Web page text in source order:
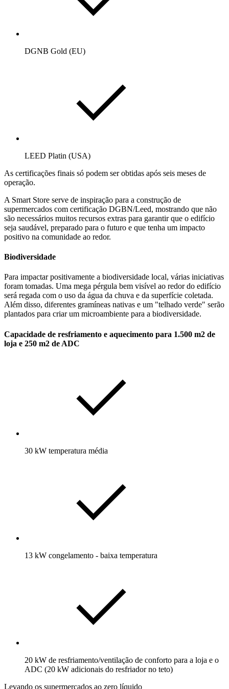
DGNB Gold (EU)
LEED Platin (USA)
As certificações finais só podem ser obtidas após seis meses de
operação.
A Smart Store serve de inspiração para a construção de
supermercados com certificação DGBN/Leed, mostrando que não
são necessários muitos recursos extras para garantir que o edifício
seja saudável, preparado para o futuro e que tenha um impacto
positivo na comunidade ao redor.
Biodiversidade
Para impactar positivamente a biodiversidade local, várias iniciativas
foram tomadas. Uma mega pérgula bem visível ao redor do edifício
será regada com o uso da água da chuva e da superfície coletada.
Além disso, diferentes gramíneas nativas e um "telhado verde" serão
plantados para criar um microambiente para a biodiversidade.
Capacidade de resfriamento e aquecimento para 1.500 m2 de
loja e 250 m2 de ADC
30 kW temperatura média
13 kW congelamento - baixa temperatura
20 kW de resfriamento/ventilação de conforto para a loja e o
ADC (20 kW adicionais do resfriador no teto)
Levando os supermercados ao zero líquido